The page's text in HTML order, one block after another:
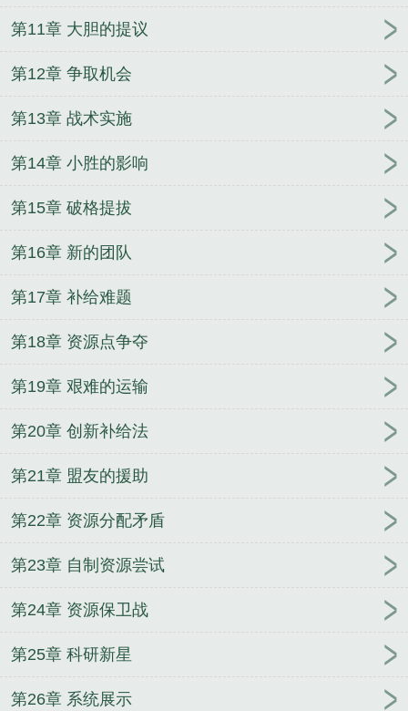
第11章 大胆的提议
第12章 争取机会
第13章 战术实施
第14章 小胜的影响
第15章 破格提拔
第16章 新的团队
第17章 补给难题
第18章 资源点争夺
第19章 艰难的运输
第20章 创新补给法
第21章 盟友的援助
第22章 资源分配矛盾
第23章 自制资源尝试
第24章 资源保卫战
第25章 科研新星
第26章 系统展示